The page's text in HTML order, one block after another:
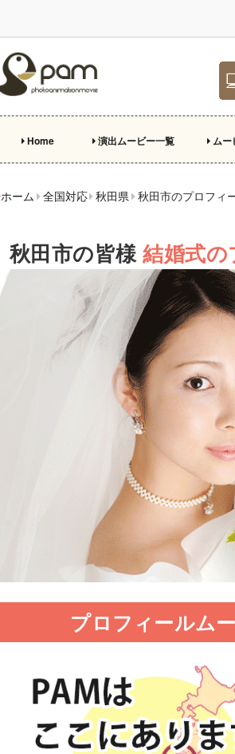
Home 演出ムービー一覧 ムー
ホーム 全国対応 秋田県 秋田市のプロフィ
秋田市の皆様結婚式
プロフィールム